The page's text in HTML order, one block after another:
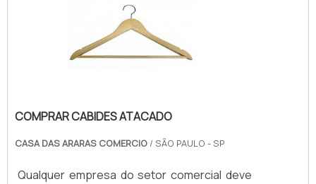
está somente relacionada a esses
problemas que afetam o material.
COMPRAR CABIDES ATACADO
CASA DAS ARARAS COMERCIO / SÃO PAULO - SP
Qualquer empresa do setor comercial deve